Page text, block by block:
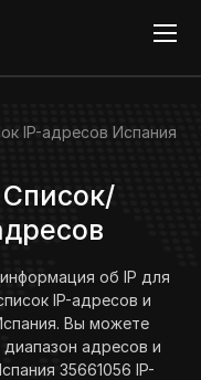
IP-адресов Испания
об IP для
IP-адресов и
Вы можете
адресов и
35661056 IP-